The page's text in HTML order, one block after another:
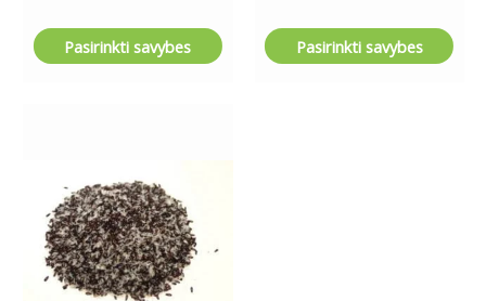
Pasirinkti savybes Pasirinkti savybes
multiple
variants.
The
options
may